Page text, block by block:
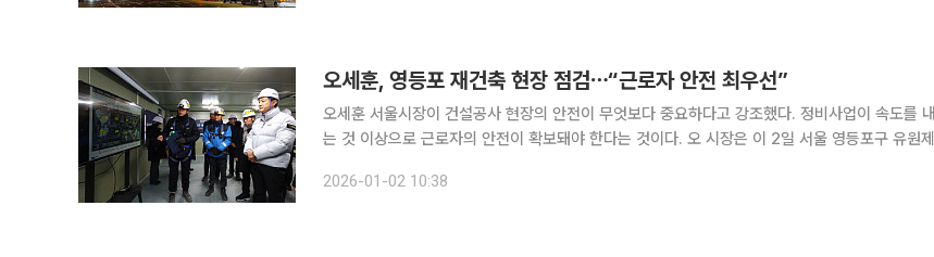
오세훈, 영등포 재건축 현장 점검⋯“근로자 안전 최우선”
오세훈 서울시장이 건설공사 현장의 안전이 무엇보다 중요하다고 강조했다. 정비사업이 속도를 내
는 것 이상으로 근로자의 안전이 확보돼야 한다는 것이다. 오 시장은 이 2일 서울 영등포구 유원제
의미”라며 “서울 시내 정비사업 물량의 약 20%가 집중된 영등포구를
2026-01-02 10:38